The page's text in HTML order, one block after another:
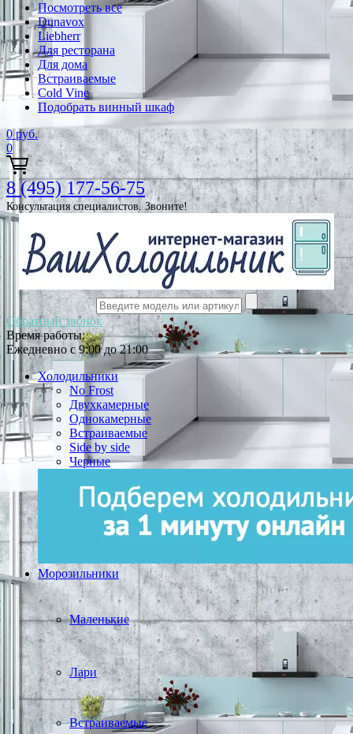
Посмотреть все
Dunavox
Liebherr
Для ресторана
Для дома
Встраиваемые
Cold Vine
Подобрать винный шкаф
0 руб.
0
8 (495) 177-56-75
Консультация специалистов. Звоните!
Обратный звонок
Время работы:
Ежедневно с 9:00 до 21:00
Холодильники
No Frost
Двухкамерные
Однокамерные
Встраиваемые
Side by side
Черные
Морозильники
Маленькие
Лари
Встраиваемые